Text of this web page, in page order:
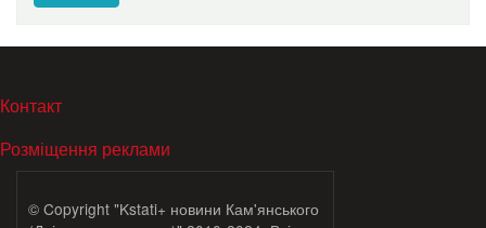
МЕНЮ В ПОДВАЛЕ
Контакт
Розміщення реклами
© Copyright "Kstati+ новини Кам'янського